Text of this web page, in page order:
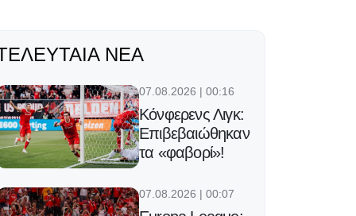
ΝΈΑ
07.08.2026 | 00:16
Κόνφερενς Λιγκ:
Επιβεβαιώθηκαν
τα «φαβορί»!
07.08.2026 | 00:07